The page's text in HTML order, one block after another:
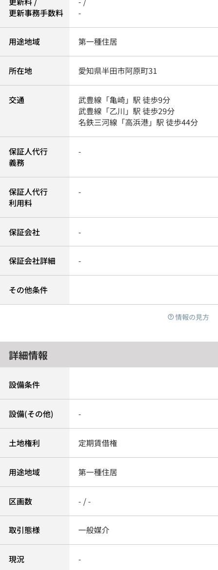
更新事務手数料
-
用途地域 第一種住居
所在地 愛知県半田市阿原町31
交通 武豊線 「亀崎」駅 徒歩9分
武豊線 「乙川 」駅 徒歩29分
名鉄三河線 「高浜港」駅 徒歩44分
保証人代行
義務
-
保証人代行
利用料
-
保証会社 -
保証会社詳細 -
その他条件
情報の見方
詳細情報
設備条件
設備(その他) -
土地権利 定期賃借権
用途地域 第一種住居
区画数 - / -
取引態様 一般媒介
現況 -